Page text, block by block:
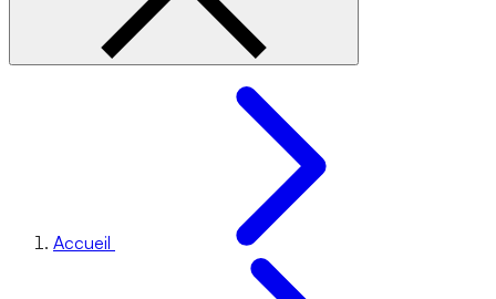
Accueil